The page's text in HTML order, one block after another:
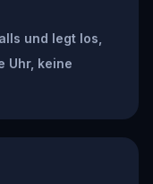
und legt los,
Uhr, keine